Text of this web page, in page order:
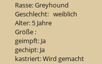
Rasse: Greyhound
Geschlecht: weiblich
Alter: 5 Jahre
Größe :
geimpft: Ja
gechipt: Ja
kastriert: Wird gemacht